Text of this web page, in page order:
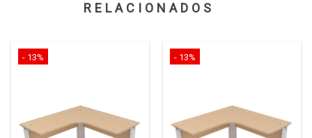
RELACIONADOS
- 13% - 13%